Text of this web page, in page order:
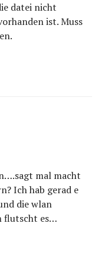
datei nicht
ist. Muss
mal macht
Ich hab gerad e
die wlan
flutscht es…